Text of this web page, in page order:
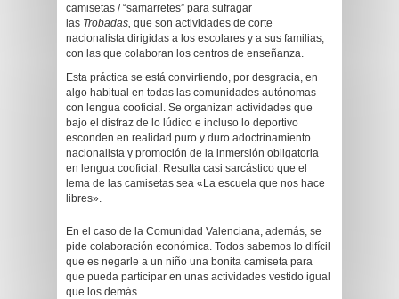
camisetas / “samarretes” para sufragar
las Trobadas, que son actividades de corte
nacionalista dirigidas a los escolares y a sus familias,
con las que colaboran los centros de enseñanza.
Esta práctica se está convirtiendo, por desgracia, en
algo habitual en todas las comunidades autónomas
con lengua cooficial. Se organizan actividades que
bajo el disfraz de lo lúdico e incluso lo deportivo
esconden en realidad puro y duro adoctrinamiento
nacionalista y promoción de la inmersión obligatoria
en lengua cooficial. Resulta casi sarcástico que el
lema de las camisetas sea «La escuela que nos hace
libres».
En el caso de la Comunidad Valenciana, además, se
pide colaboración económica. Todos sabemos lo difícil
que es negarle a un niño una bonita camiseta para
que pueda participar en unas actividades vestido igual
que los demás.